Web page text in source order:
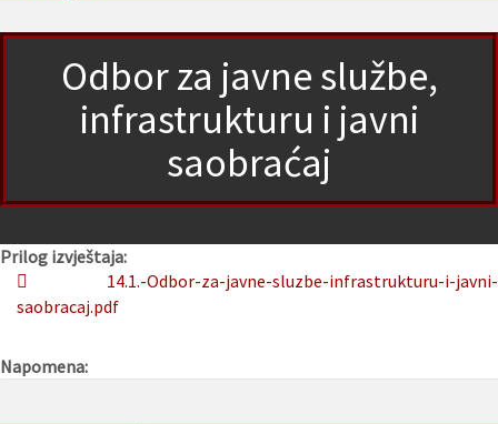
Odbor za javne službe,
infrastrukturu i javni
saobraćaj
Prilog izvještaja:
14.1.-Odbor-za-javne-sluzbe-infrastrukturu-i-javni-
saobracaj.pdf
Napomena: